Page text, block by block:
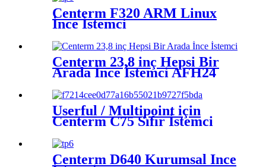
Centerm F320 ARM Linux
İnce İstemci
Centerm 23,8 inç Hepsi Bir
Arada İnce İstemci AFH24
Userful / Multipoint için
Centerm C75 Sıfır İstemci
Centerm D640 Kurumsal İnce